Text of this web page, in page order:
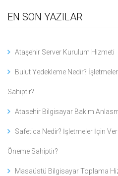
EN SON YAZILAR
Ataşehir Server Kurulum Hizmeti
Bulut Yedekleme Nedir?
Sahiptir?
Atasehir Bilgisayar Bakım
Safetica Nedir? İşletmeler İçin
Öneme Sahiptir?
Masaüstü Bilgisayar Toplama